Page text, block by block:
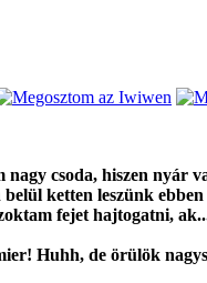
nagy csoda, hiszen
ketten leszünk
fejet hajtogatni,
Huhh, de örülök